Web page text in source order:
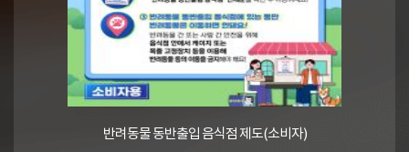
반려동물 동반출입 음식점 제도(소비자)